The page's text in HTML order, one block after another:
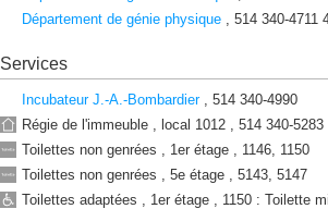
Sainte-
Catherine
7077,
av.
Parc
7101,
av.
du
Parc
Département de génie physique , 514 340-4711
Services
Incubateur J.-A.-Bombardier, 514 340-4990
Régie de l'immeuble , local 1012 , 514 340-5283
Toilettes non genrées , 1er étage , 1146, 1150
Toilettes non genrées , 5e étage , 5143, 5147
Toilettes adaptées , 1er étage , 1150 : Toilette